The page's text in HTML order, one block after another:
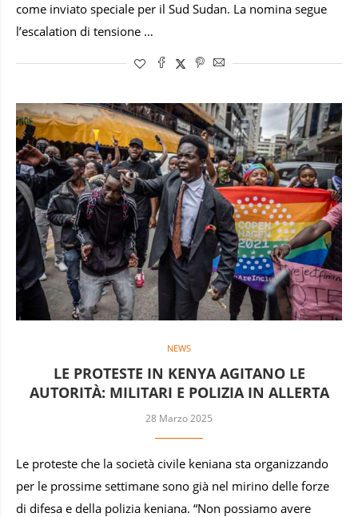
come inviato speciale per il Sud Sudan. La nomina segue
l’escalation di tensione …
NEWS
LE PROTESTE IN KENYA AGITANO LE
AUTORITÀ: MILITARI E POLIZIA IN ALLERTA
28 Marzo 2025
Le proteste che la società civile keniana sta organizzando
per le prossime settimane sono già nel mirino delle forze
di difesa e della polizia keniana. “Non possiamo avere